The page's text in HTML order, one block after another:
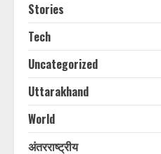
Stories
Tech
Uncategorized
Uttarakhand
World
अंतरराष्ट्रीय